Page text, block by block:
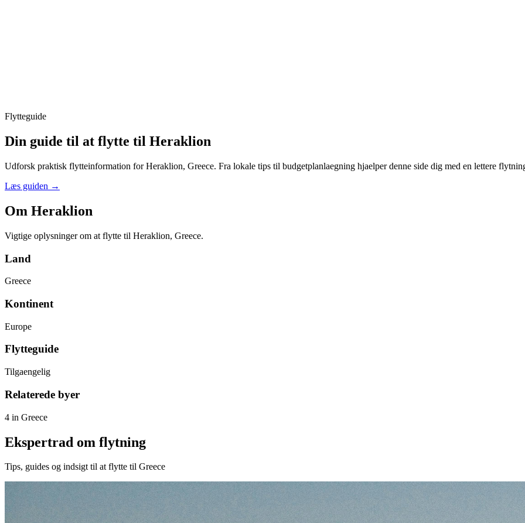
Flytteguide
Din guide til at flytte til Heraklion
Udforsk praktisk flytteinformation for Heraklion, Greece. Fra lokale tips til budgetplanlaegning hjaelper denne side dig med en lettere
Læs guiden →
Om Heraklion
Vigtige oplysninger om at flytte til Heraklion, Greece.
Land
Greece
Kontinent
Europe
Flytteguide
Tilgaengelig
Relaterede byer
4 in Greece
Ekspertrad om flytning
Tips, guides og indsigt til at flytte til Greece